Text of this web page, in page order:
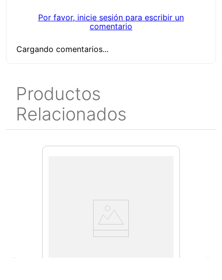
Por favor, inicie sesión para escribir un
comentario
Cargando comentarios...
Productos
Relacionados